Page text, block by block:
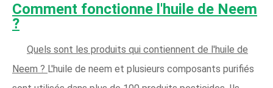
Comment fonctionne l'huile de Neem
?
Quels sont les produits qui contiennent de l'huile de
Neem ? L'huile de neem et plusieurs composants purifiés